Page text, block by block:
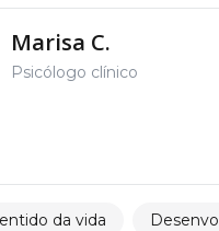
Marisa C.
Psicólogo clínico
da vida